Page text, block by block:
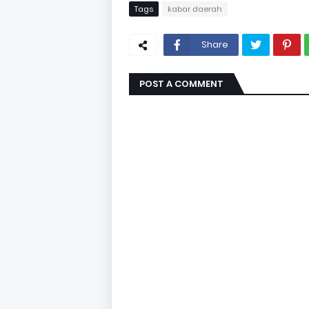
Tags kabar daerah
Share
POST A COMMENT